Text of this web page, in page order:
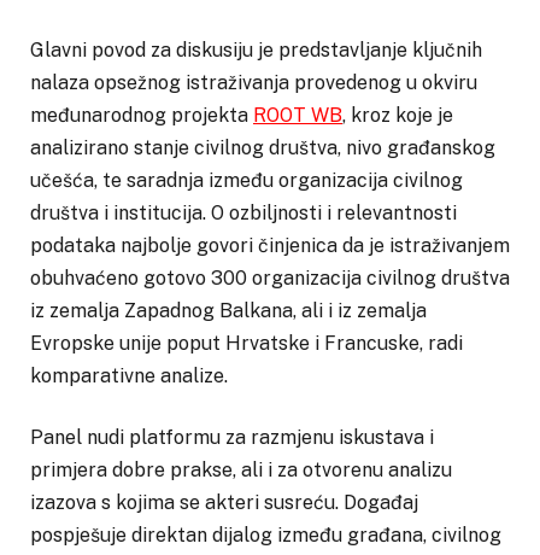
Glavni povod za diskusiju je predstavljanje ključnih
nalaza opsežnog istraživanja provedenog u okviru
međunarodnog projekta ROOT WB, kroz koje je
analizirano stanje civilnog društva, nivo građanskog
učešća, te saradnja između organizacija civilnog
društva i institucija. O ozbiljnosti i relevantnosti
podataka najbolje govori činjenica da je istraživanjem
obuhvaćeno gotovo 300 organizacija civilnog društva
iz zemalja Zapadnog Balkana, ali i iz zemalja
Evropske unije poput Hrvatske i Francuske, radi
komparativne analize.
Panel nudi platformu za razmjenu iskustava i
primjera dobre prakse, ali i za otvorenu analizu
izazova s kojima se akteri susreću. Događaj
pospješuje direktan dijalog između građana, civilnog